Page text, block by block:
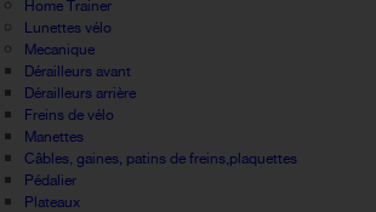
Home Trainer
Lunettes vélo
Mecanique
Dérailleurs avant
Dérailleurs arrière
Freins de vélo
Manettes
Câbles, gaines, patins de freins,plaquettes
Pédalier
Plateaux